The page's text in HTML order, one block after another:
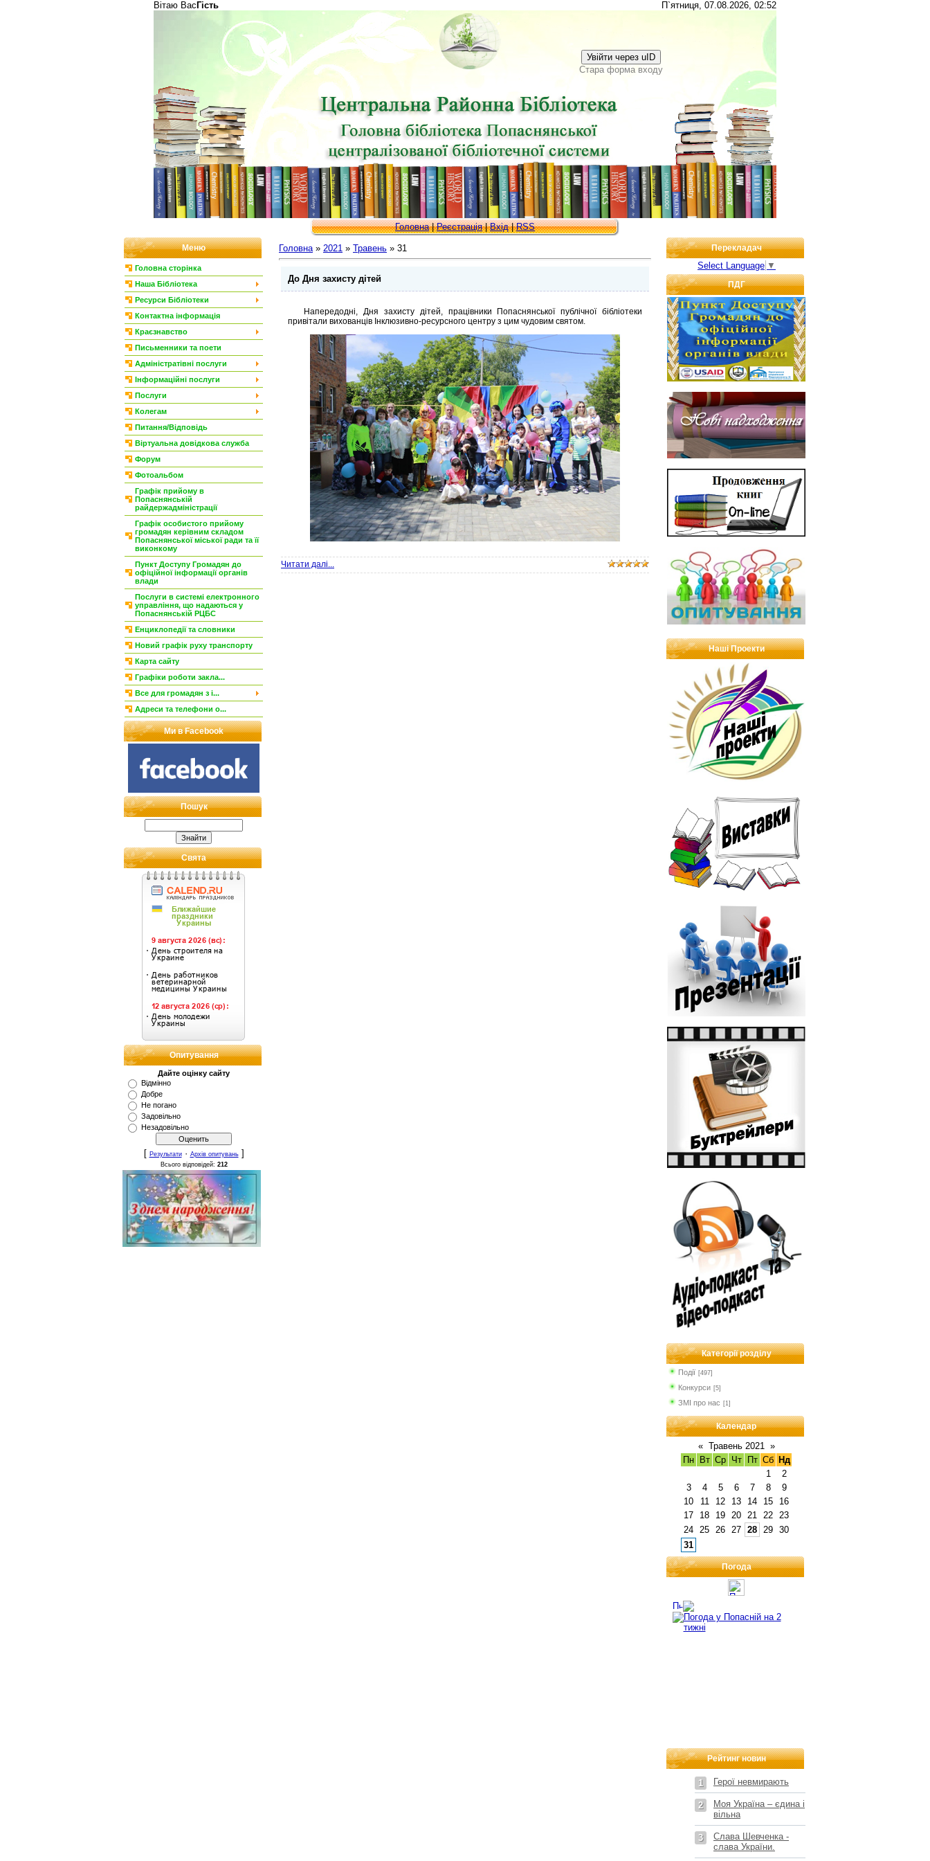
Вітаю Вас Гість П`ятниця, 07.08.2026, 02:52
Увійти через uID
Стара форма входу
Головна|Реєстрація|Вхід|RSS
Меню
Головна сторінка
Наша Бібліотека
Ресурси Бібліотеки
Контактна інформація
Краєзнавство
Письменники та поети
Адміністратівні послуги
Інформаційні послуги
Послуги
Колегам
Питання/Відповідь
Віртуальна довідкова служба
Форум
Фотоальбом
Графік прийому в
Попаснянській
райдержадміністрації
Графік особистого прийому
громадян керівним складом
Попаснянської міської ради та її
виконкому
Пункт Доступу Громадян до
офіційної інформації органів
влади
Послуги в системі електронного
управління, що надаються у
Попаснянській РЦБС
Енциклопедії та словники
Новий графік руху транспорту
Карта сайту
Графіки роботи закла...
Все для громадян з і...
Адреси та телефони о...
Ми в Facebook
Пошук
Свята
Опитування
Дайте оцінку сайту
Відмінно
Добре
Не погано
Задовільно
Незадовільно
[ Результати· Архів опитувань]
Всього відповідей: 212
Головна» 2021 » Травень » 31
До Дня захисту дітей
Напередодні, Дня захисту дітей, працівники Попаснянської публічної бібліотеки
привітали вихованців Інклюзивно-ресурсного центру з цим чудовим святом.
Читати далі...
Перекладач
Select Language ▼
ПДГ
Наші Проекти
Категорії розділу
Події [497]
Конкурси [5]
ЗМІ про нас [1]
Календар
« Травень 2021 »
Пн
Вт Ср Чт Пт Сб Нд
1
2
3
4 5 6 7 8
9
10
11 12 13 14 15
16
17
18 19 20 21 22 23
24 25 26 27 28 29 30
31
Погода
Рейтинг новин
1 Герої невмирають
2
Моя Україна – єдина і
вільна
3
Слава Шевченка -
слава України.